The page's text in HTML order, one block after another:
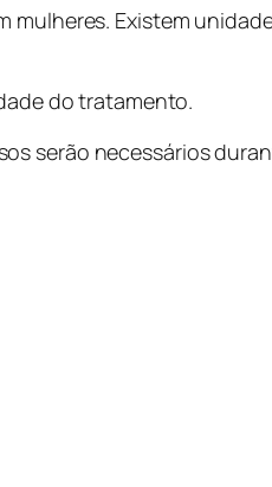
Existem
do tratamento.
serão necessários